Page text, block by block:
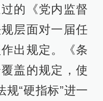
的《党内监督
层面对一届任
出规定。《条
盖的规定，使
规“硬指标”进一